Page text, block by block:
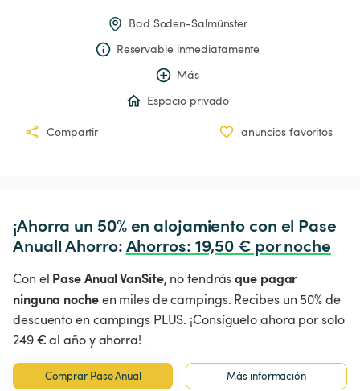
Bad Soden-Salmünster
Reservable inmediatamente
Más
Espacio privado
Compartir anuncios favoritos
¡Ahorra un 50% en alojamiento con el Pase
Anual! Ahorro: Ahorros: 19,50 € por noche
Con el Pase Anual VanSite, no tendrásque pagar
ninguna nocheen miles de campings. Recibes un 50% de
descuento en campings PLUS. ¡Consíguelo ahora por solo
249 € al año y ahorra!
Comprar Pase Anual Más información